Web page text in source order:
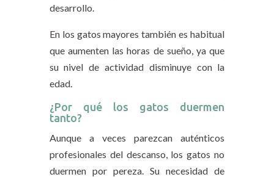
desarrollo.
En los gatos mayores también es habitual
que aumenten las horas de sueño, ya que
su nivel de actividad disminuye con la
edad.
¿Por qué los gatos duermen
tanto?
Aunque a veces parezcan auténticos
profesionales del descanso, los gatos no
duermen por pereza. Su necesidad de